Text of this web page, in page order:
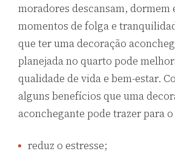
moradores descansam, dormem
momentos de folga e
que ter uma decoração
planejada no quarto pode
qualidade de vida e bem-estar.
alguns benefícios que uma
aconchegante pode trazer para
reduz o estresse;